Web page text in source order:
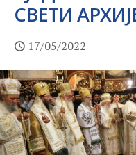
СВЕТИ
17/05/2022